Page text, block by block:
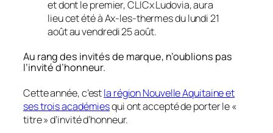
et dont le premier, CLICx Ludovia, aura
lieu cet été à Ax-les-thermes du lundi 21
août au vendredi 25 août.
Au rang des invités de marque, n’oublions pas
l’invité d’honneur.
Cette année, c’estla région Nouvelle Aquitaine et
ses trois académiesqui ont accepté de porter le «
titre » d’invité d’honneur.